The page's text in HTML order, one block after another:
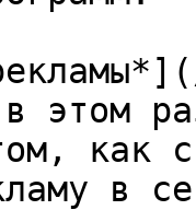
как
в